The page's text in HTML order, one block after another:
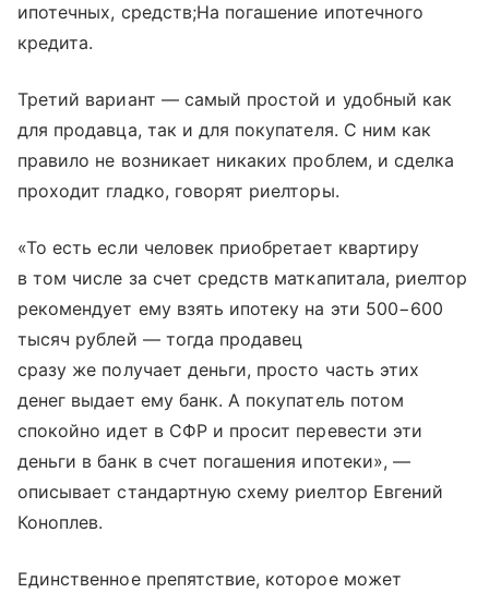
ипотечных, средств;На погашение ипотечного
кредита.
Третий вариант — самый простой и удобный как
для продавца, так и для покупателя. С ним как
правило не возникает никаких проблем, и сделка
проходит гладко, говорят риелторы.
«То есть если человек приобретает квартиру
в том числе за счет средств маткапитала, риелтор
рекомендует ему взять ипотеку на эти 500−600
тысяч рублей — тогда продавец
сразу же получает деньги, просто часть этих
денег выдает ему банк. А покупатель потом
спокойно идет в СФР и просит перевести эти
деньги в банк в счет погашения ипотеки», —
описывает стандартную схему риелтор Евгений
Коноплев.
Единственное препятствие, которое может